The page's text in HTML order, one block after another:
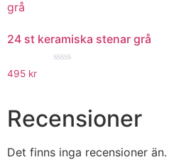
24 st keramiska stenar grå
495 kr
Recensioner
Det finns inga recensioner än.